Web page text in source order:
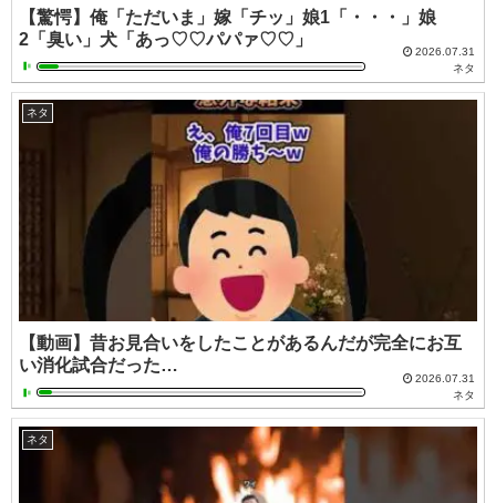
【驚愕】俺「ただいま」嫁「チッ」娘1「・・・」娘
2「臭い」犬「あっ♡♡パパァ♡♡」
2026.07.31
ネタ
ネタ
【動画】昔お見合いをしたことがあるんだが完全にお互
い消化試合だった…
2026.07.31
ネタ
ネタ